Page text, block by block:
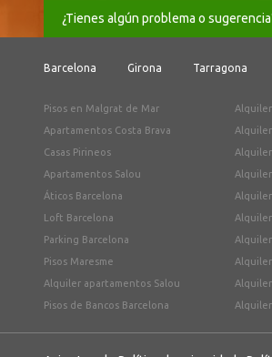
¿Tienes algún problema o
Barcelona Girona Tarragona
Pisos en Malgrat de Mar
Apartamentos Costa Brava
Casas Pirineos
Apartamentos Salou
Áticos Barcelona
Loft Barcelona
Parking Barcelona
Pisos Maresme
Alquiler apartamentos Salou
Pisos de Bancos Barcelona
Alquiler
Alquiler